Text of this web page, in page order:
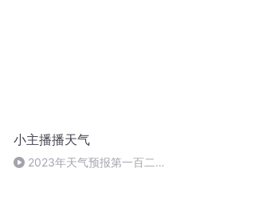
小主播播天气
2023年天气预报第一百二十